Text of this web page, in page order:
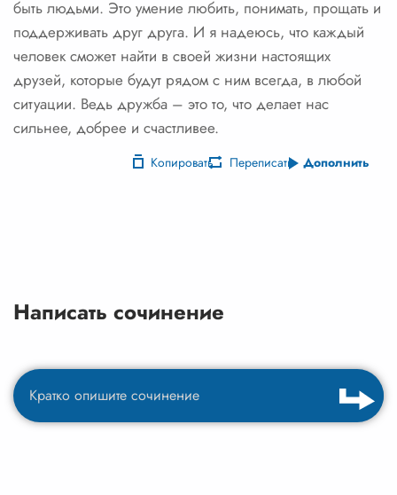
быть людьми. Это умение любить, понимать, прощать и
поддерживать друг друга. И я надеюсь, что каждый
человек сможет найти в своей жизни настоящих
друзей, которые будут рядом с ним всегда, в любой
ситуации. Ведь дружба – это то, что делает нас
сильнее, добрее и счастливее.
Копировать Переписать Дополнить
Написать сочинение